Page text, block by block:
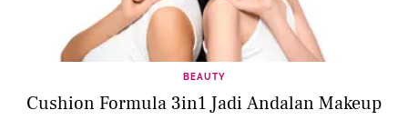
BEAUTY
Cushion Formula 3in1 Jadi Andalan Makeup